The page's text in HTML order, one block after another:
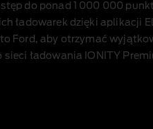
do ponad 1 000 000
ładowarek dzięki aplikacji
Ford, aby otrzymać
sieci ładowania IONITY